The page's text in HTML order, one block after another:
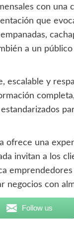
con una
que
a un
escalable y
ofrece una
invitan a los
negocios con
Follow us